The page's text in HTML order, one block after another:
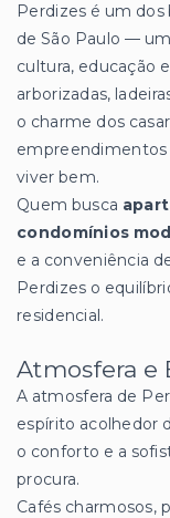
Perdizes é um dos
de São Paulo —
cultura, educação
arborizadas,
o charme dos
empreendimentos
viver bem.
Quem busca
condomínios
e a conveniência
Perdizes o
residencial.
Atmosfera e
A atmosfera de
espírito acolhedor
o conforto e a
procura.
Cafés charmosos,